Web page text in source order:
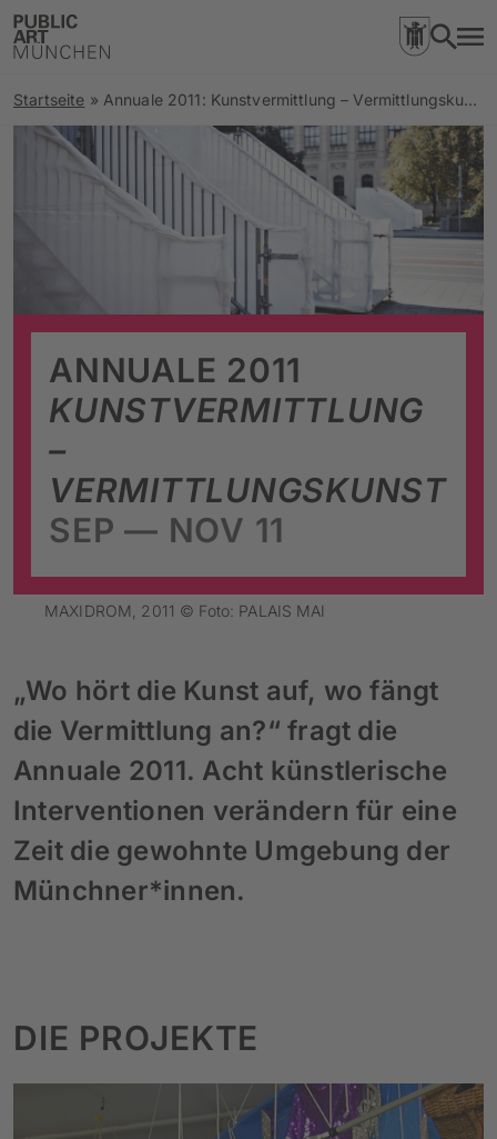
Startseite » Annuale 2011: Kunstvermittlung – Vermittlungskunst
KUNSTVERMITTLUNG
–
VERMITTLUNGSKUNST
ANNUALE 2011
SEP — NOV 11
MAXIDROM, 2011 © Foto: PALAIS MAI
„Wo hört die Kunst auf, wo fängt
die Vermittlung an?“ fragt die
Annuale 2011. Acht künstlerische
Interventionen verändern für eine
Zeit die gewohnte Umgebung der
Münchner*innen.
DIE PROJEKTE